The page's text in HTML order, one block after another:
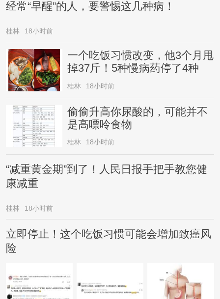
经常“早醒”的人，要警惕这几种病！
桂林 18小时前
一个吃饭习惯改变，他3个月甩
掉37斤！5种慢病药停了4种
桂林 18小时前
偷偷升高你尿酸的，可能并不
是高嘌呤食物
桂林 18小时前
“减重黄金期”到了！人民日报手把手教您健
康减重
桂林 18小时前
立即停止！这个吃饭习惯可能会增加致癌风
险